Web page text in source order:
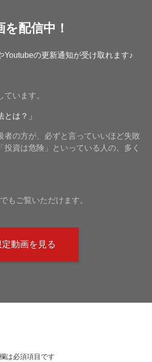
配信中！
Youtubeの更新通知が受け取れます♪
います。
は？」
の方が、必ずと言っていいほど失敗
資は危険」といっている人の、多く
もご覧いただけます。
動画を見る
は必須項目です